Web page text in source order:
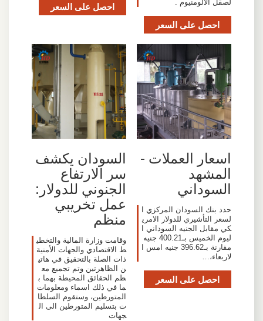
لصقل الألومنيوم .
احصل على السعر
احصل على السعر
اسعار العملات -
المشهد
السوداني
حدد بنك السودان المركزي ا
لسعر التأشيري للدولار الامري
كي مقابل الجنيه السوداني ا
ليوم الخميس بـ400.21 جنيه
مقارنة بـ396.62 جنيه امس ا
لاربعاء،…
احصل على السعر
السودان يكشف
سر الارتفاع
الجنوني للدولار:
عمل تخريبي
منظم
وقامت وزارة المالية والتخطي
ط الاقتصادي والجهات الأمنية
ذات الصلة بالتحقيق في هاتي
ن الظاهرتين وتم تجميع مع
ظم الحقائق المحيطة بهما ب
ما في ذلك اسماء ومعلومات
المتورطين، وستقوم السلطا
ت بتسليم المتورطين الى ال
جهات